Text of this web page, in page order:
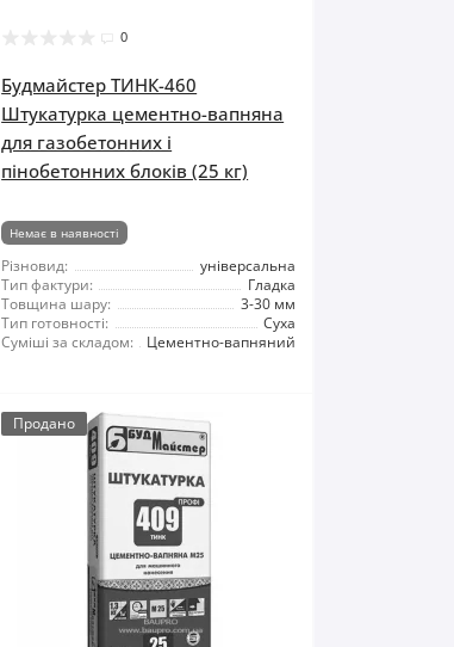
0
Будмайстер ТИНК-460
Штукатурка цементно-вапняна
для газобетонних і
пінобетонних блоків (25 кг)
Немає в наявності
Різновид:
універсальна
Тип фактури:
Гладка
Товщина шару:
3-30 мм
Тип готовності:
Суха
Суміші за складом:
Цементно-вапняний
Продано